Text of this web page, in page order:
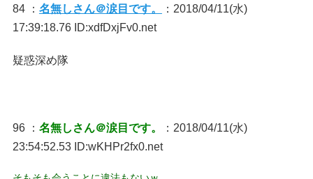
84 ： 名無しさん＠涙目です。
：2018/04/11(水)
17:39:18.76 ID:xdfDxjFv0.net
疑惑深め隊
96 ： 名無しさん＠涙目です。
：2018/04/11(水)
23:54:52.53 ID:wKHPr2fx0.net